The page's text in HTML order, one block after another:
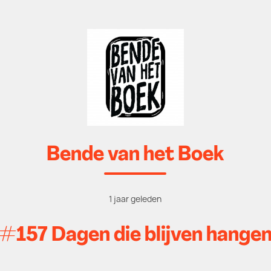
Bende van het Boek
1 jaar geleden
Dagen die blijven